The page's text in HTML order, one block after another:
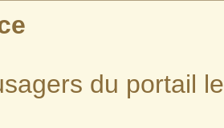
du portail